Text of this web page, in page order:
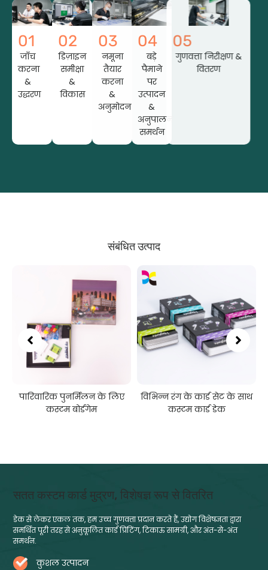
01
जाँच
करना
&
उद्धरण
02
डिज़ाइन
समीक्षा
&
विकास
03
नमूना
तैयार
करना
&
अनुमोदन
04
बड़े
पैमाने
पर
उत्पादन
&
अनुपालन
समर्थन
05
गुणवत्ता निरीक्षण &
वितरण
संबंधित उत्पाद
पारिवारिक पुनर्मिलन के लिए
कस्टम बोर्डगेम
विभिन्न रंग के कार्ड सेट के साथ
कस्टम कार्ड डेक
सतत कस्टम कार्ड मुद्रण, विशेषज्ञ रूप से वितरित
डेक से लेकर एकल तक, हम उच्च गुणवत्ता प्रदान करते हैं, उद्योग विशेषज्ञता द्वारा
समर्थित पूरी तरह से अनुकूलित कार्ड प्रिंटिंग, टिकाऊ सामग्री, और अंत-से-अंत
समर्थन.
कुशल उत्पादन